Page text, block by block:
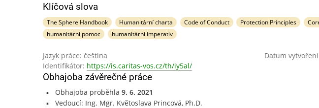
Klíčová slova
The Sphere Handbook Humanitární charta Code of Conduct Protection Principles
humanitární pomoc
humanitární imperativ
Jazyk práce: čeština
Datum
Identifikátor: https://is.caritas-vos.cz/th/iy5al/
Obhajoba závěrečné práce
Obhajoba proběhla 9. 6. 2021
Vedoucí: Ing. Mgr. Květoslava Princová, Ph.D.